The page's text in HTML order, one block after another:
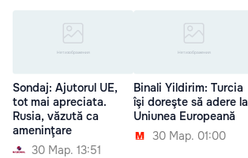
Sondaj: Ajutorul UE,
tot mai apreciata.
Rusia, văzută ca
ameninţare
30 Мар. 13:51
Binali Yildirim: Turcia
îşi doreşte să adere la
Uniunea Europeană
30 Мар. 01:00